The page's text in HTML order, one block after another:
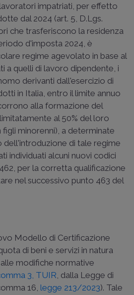
impatriati, per effetto
dal 2024 (art. 5, D.Lgs.
che trasferiscono la residenza
d'imposta 2024, è
regime agevolato in base al
a quelli di lavoro dipendente, i
derivanti dall'esercizio di
in Italia, entro il limite annuo
alla formazione del
al 50% del loro
minorenni), a determinate
dell'introduzione di tale regime
individuati alcuni nuovi codici
per la corretta qualificazione
nel successivo punto 463 del
Modello di Certificazione
di beni e servizi in natura
modifiche normative
3, TUIR , dalla Legge di
16, legge 213/2023). Tale